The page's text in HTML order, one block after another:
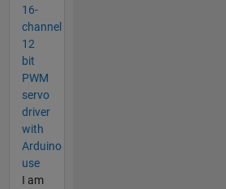
16-
channel
12
bit
PWM
servo
driver
with
Arduino
use
I am